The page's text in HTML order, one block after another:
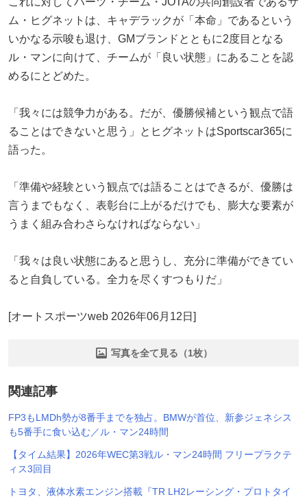
ム・ヒグネットは、キャデラックが「本命」であるという
いかなる示唆も退け、GMブランドとともに2度目となる
ル・マンに向けて、チームが「良い状態」にあることを認
めるにとどめた。
「我々には競争力がある。だが、優勝候補という観点で語
ることはできないと思う」とヒグネットはSportscar365に
語った。
「準備や経験という観点では語ることはできるが、優勝は
言うまでもなく、表彰台に上がるだけでも、膨大な要素が
うまく組み合わさらなければならない」
「我々は良い状態にあると思うし、充分に準備ができてい
ると自負している。全力を尽くすつもりだ」
[オートスポーツweb 2026年06月12日]
写真を全て見る（1枚）
関連記事
FP3もLMDh勢が8番手までを独占。BMWが首位、新参ジェネシス
も5番手に食い込む／ル・マン24時間
【タイム結果】2026年WEC第3戦ル・マン24時間 フリープラクテ
ィス3回目
トヨタ、液体水素エンジン搭載『TR LH2レーシング・プロトタイ